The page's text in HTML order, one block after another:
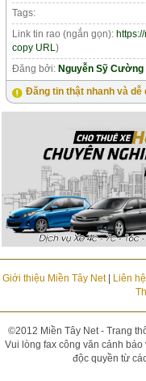
Tags:
Link tin rao (ngắn gọn):
copy URL)
Đăng bởi:Nguyễn Sỹ Cường
Đăng tin thật nhanh và dễ
Giới thiệu Miền Tây Net| Liên
©2012 Miền Tây Net - Trang
Vui lòng fax công văn cảnh
độc quyền từ